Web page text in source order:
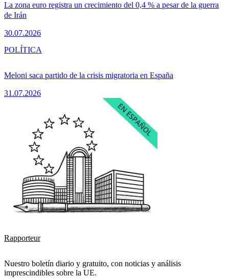
La zona euro registra un crecimiento del 0,4 % a pesar de la guerra
de Irán
30.07.2026
Meloni saca partido de la crisis migratoria en España
31.07.2026
POLÍTICA
Rapporteur
Nuestro boletín diario y gratuito, con noticias y análisis
imprescindibles sobre la UE.